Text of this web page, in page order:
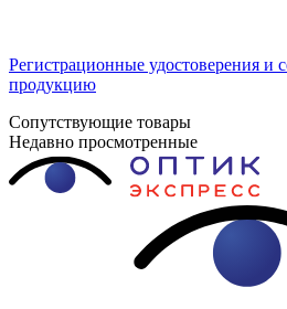
Регистрационные удостоверения и
продукцию
Сопутствующие товары
Недавно просмотренные